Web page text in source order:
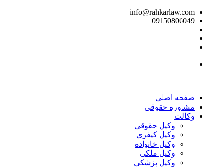
info@rahkarlaw.com
09150806049
صفحه اصلی
مشاوره حقوقی
وکالت
وکیل حقوقی
وکیل کیفری
وکیل خانواده
وکیل ملکی
وکیل پزشکی